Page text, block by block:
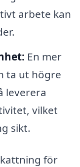
arbete kan
En mer
ta ut högre
leverera
vilket
sikt.
för